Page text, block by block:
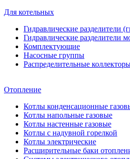
Для котельных
Гидравлические разделители
Гидравлические разделители
Комплектующие
Насосные группы
Распределительные
Отопление
Котлы конденсационные
Котлы напольные газовые
Котлы настенные газовые
Котлы с надувной горелкой
Котлы электрические
Расширительные баки